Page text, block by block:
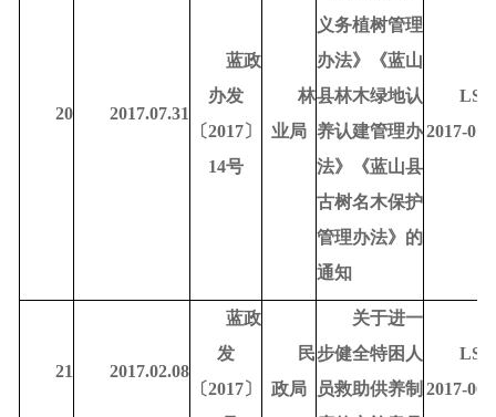
20 2017.07.31
蓝政
办发
〔2017〕
14号
林
业局
义务植树管理
办法》《蓝山
县林木绿地认
养认建管理办
法》《蓝山县
古树名木保护
管理办法》的
通知
2017-
21 2017.02.08
蓝政
发
〔2017〕
民
政局
关于进一
步健全特困人
员救助供养制 2017-